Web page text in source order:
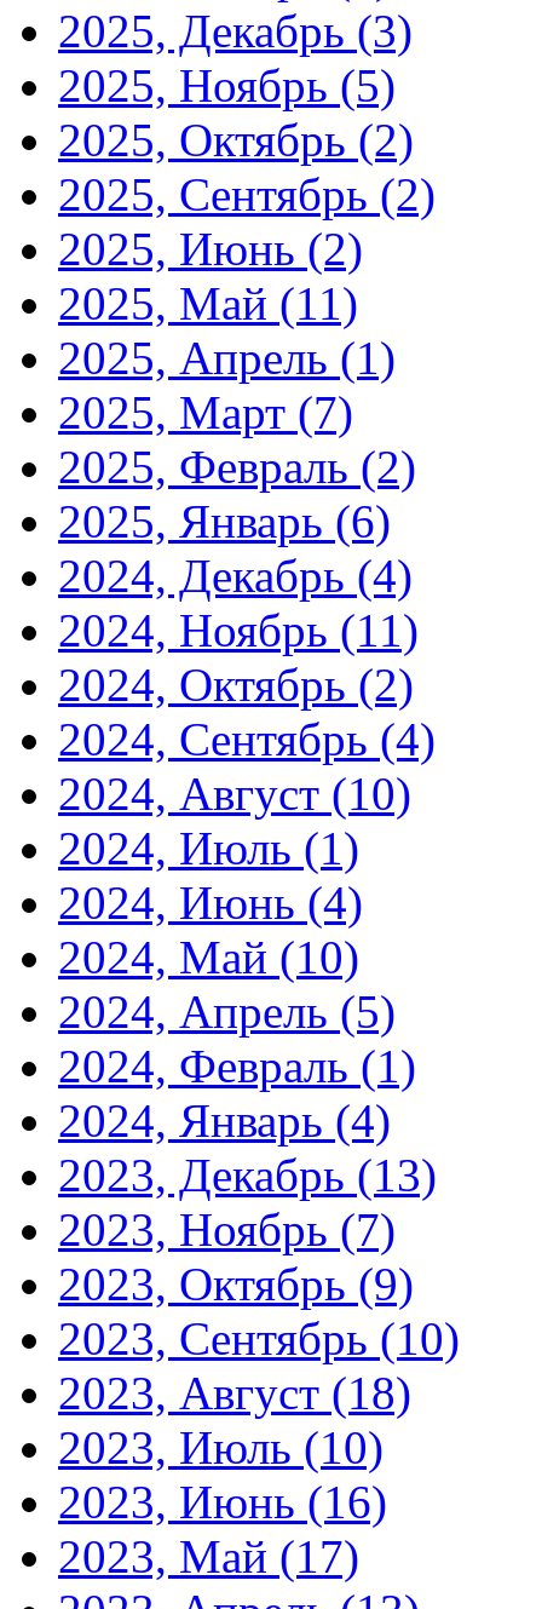
2025, Декабрь (3)
2025, Ноябрь (5)
2025, Октябрь (2)
2025, Сентябрь (2)
2025, Июнь (2)
2025, Май (11)
2025, Апрель (1)
2025, Март (7)
2025, Февраль (2)
2025, Январь (6)
2024, Декабрь (4)
2024, Ноябрь (11)
2024, Октябрь (2)
2024, Сентябрь (4)
2024, Август (10)
2024, Июль (1)
2024, Июнь (4)
2024, Май (10)
2024, Апрель (5)
2024, Февраль (1)
2024, Январь (4)
2023, Декабрь (13)
2023, Ноябрь (7)
2023, Октябрь (9)
2023, Сентябрь (10)
2023, Август (18)
2023, Июль (10)
2023, Июнь (16)
2023, Май (17)